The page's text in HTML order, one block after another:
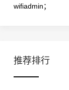
推荐排行